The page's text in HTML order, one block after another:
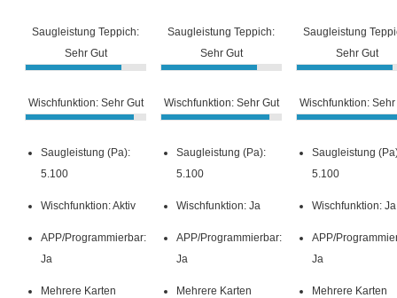
Ansehen »
Saugleistung Teppich:
Sehr Gut
Wischfunktion: Sehr Gut
Saugleistung (Pa):
5.100
Wischfunktion: Aktiv
APP/Programmierbar:
Ja
Mehrere Karten
Saugleistung Teppich:
Sehr Gut
Wischfunktion: Sehr Gut
Saugleistung (Pa):
5.100
Wischfunktion: Ja
APP/Programmierbar:
Ja
Mehrere Karten
Saugleistung
Sehr Gut
Wischfunktion: Sehr
Saugleistung
5.100
Wischfunktion: Ja
APP/
Ja
Mehrere Karten